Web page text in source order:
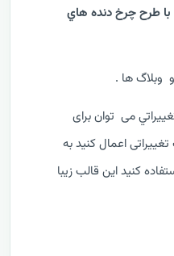
با طرح چرخ دنده هاي
وبلاگ ها .
می توان برای
اعمال کنید به
کنید این قالب زیبا